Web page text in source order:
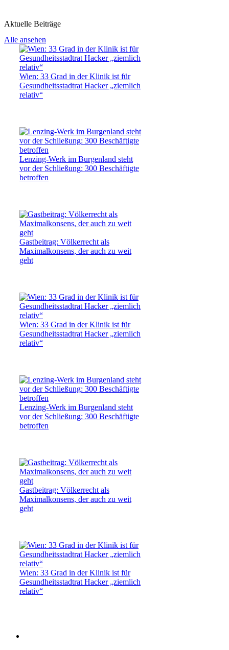
Aktuelle Beiträge
Alle ansehen
Wien: 33 Grad in der Klinik ist für
Gesundheitsstadtrat Hacker „ziemlich
relativ“
Lenzing-Werk im Burgenland steht
vor der Schließung: 300 Beschäftigte
betroffen
Gastbeitrag: Völkerrecht als
Maximalkonsens, der auch zu weit
geht
Wien: 33 Grad in der Klinik ist für
Gesundheitsstadtrat Hacker „ziemlich
relativ“
Lenzing-Werk im Burgenland steht
vor der Schließung: 300 Beschäftigte
betroffen
Gastbeitrag: Völkerrecht als
Maximalkonsens, der auch zu weit
geht
Wien: 33 Grad in der Klinik ist für
Gesundheitsstadtrat Hacker „ziemlich
relativ“